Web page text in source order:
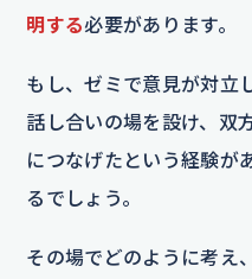
明する必要があります。
もし、ゼミで意見が対立
話し合いの場を設け、双
につなげたという経験が
るでしょう。
その場でどのように考え